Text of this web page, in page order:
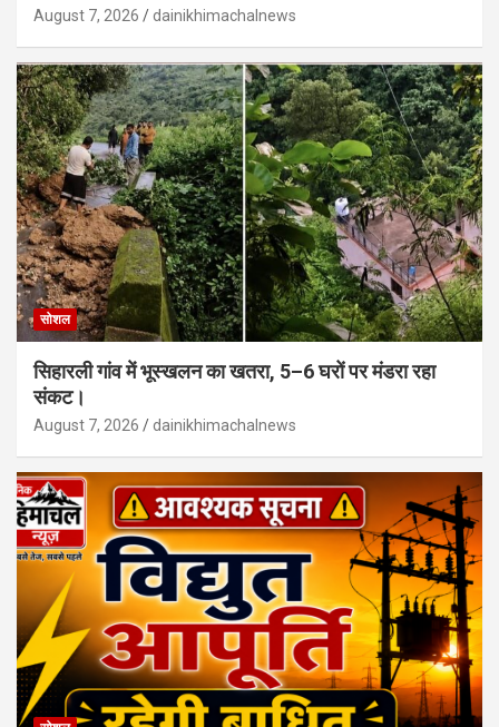
August 7, 2026 dainikhimachalnews
सोशल
सिहारली गांव में भूस्खलन का खतरा, 5–6 घरों पर मंडरा रहा
संकट।
August 7, 2026 dainikhimachalnews